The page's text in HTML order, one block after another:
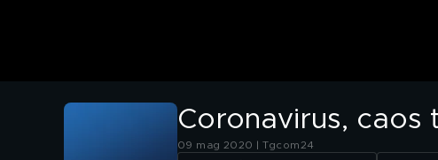
Coronavirus,
09 mag 2020 | Tgcom24